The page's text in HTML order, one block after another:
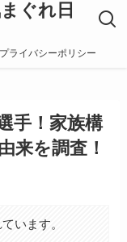
ぐれ日
プライバシーポリシー
手！家族構
来を調査！
います。